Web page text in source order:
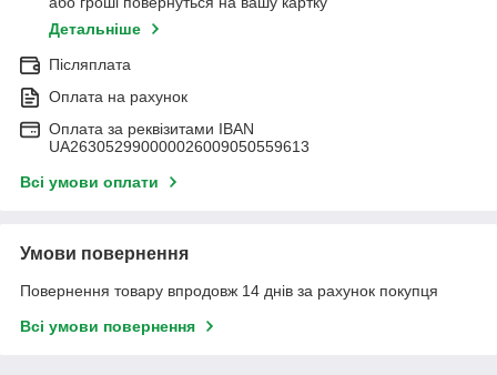
Детальніше
Післяплата
Оплата на рахунок
Оплата за реквізитами IBAN
UA263052990000026009050559613
Всі умови оплати
Умови повернення
Повернення товару впродовж 14 днів за рахунок покупця
Всі умови повернення